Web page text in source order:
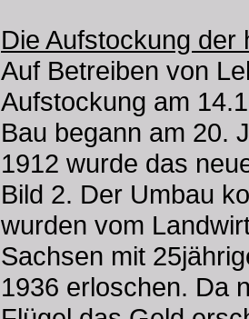
Die Aufstockung der
Auf Betreiben von
Aufstockung am
Bau begann am 20.
1912 wurde das
Bild 2. Der Umbau
wurden vom
Sachsen mit
1936 erloschen. Da